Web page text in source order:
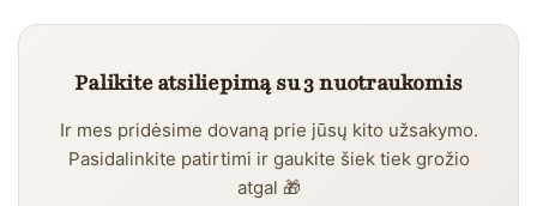
Palikite atsiliepimą su 3 nuotraukomis
Ir mes pridėsime dovaną prie jūsų kito užsakymo.
Pasidalinkite patirtimi ir gaukite šiek tiek grožio
atgal 🎁